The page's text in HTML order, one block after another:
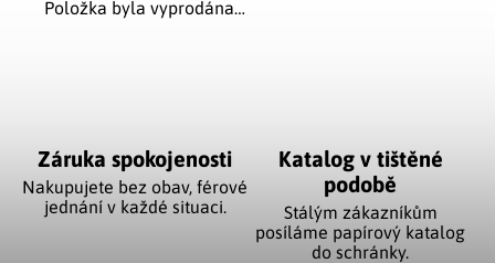
Položka byla vyprodána…
Záruka spokojenosti
Nakupujete bez obav, férové
jednání v každé situaci.
Katalog v tištěné
podobě
Stálým zákazníkům
posíláme papírový katalog
do schránky.